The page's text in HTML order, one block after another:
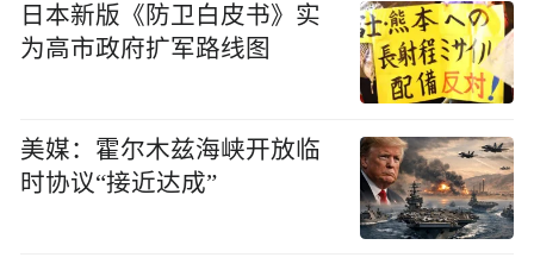
日本新版《防卫白皮书》实
为高市政府扩军路线图
美媒：霍尔木兹海峡开放临
时协议“接近达成”